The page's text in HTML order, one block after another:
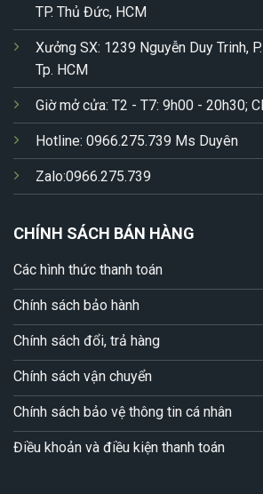
TP. Thủ Đức, HCM
Xưởng SX: 1239 Nguyễn Duy Trinh,
Tp. HCM
Giờ mở cửa: T2 - T7: 9h00 - 20h30;
Hotline: 0966.275.739 Ms Duyên
Zalo:0966.275.739
CHÍNH SÁCH BÁN HÀNG
Các hình thức thanh toán
Chính sách bảo hành
Chính sách đổi, trả hàng
Chính sách vận chuyển
Chính sách bảo vệ thông tin cá nhân
Điều khoản và điều kiện thanh toán